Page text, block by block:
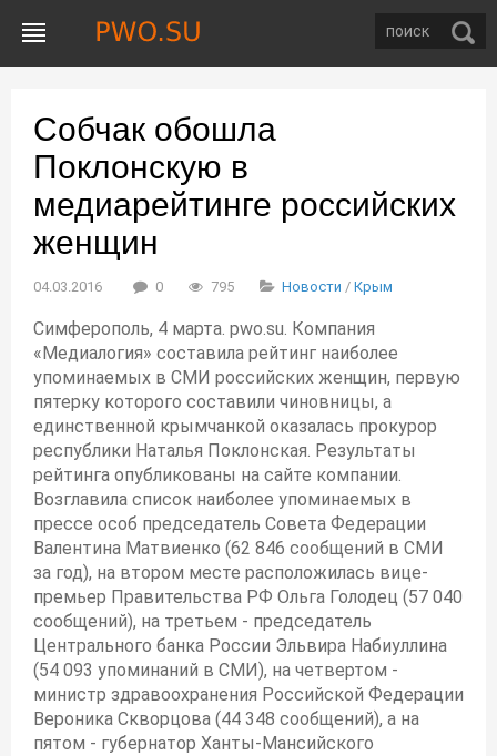
Собчак обошла
Поклонскую в
медиарейтинге российских
женщин
04.03.2016 0 795 Новости / Крым
Симферополь, 4 марта. pwo.su. Компания
«Медиалогия» составила рейтинг наиболее
упоминаемых в СМИ российских женщин, первую
пятерку которого составили чиновницы, а
единственной крымчанкой оказалась прокурор
республики Наталья Поклонская. Результаты
рейтинга опубликованы на сайте компании.
Возглавила список наиболее упоминаемых в
прессе особ председатель Совета Федерации
Валентина Матвиенко (62 846 сообщений в СМИ
за год), на втором месте расположилась вице-
премьер Правительства РФ Ольга Голодец (57 040
сообщений), на третьем - председатель
Центрального банка России Эльвира Набиуллина
(54 093 упоминаний в СМИ), на четвертом -
министр здравоохранения Российской Федерации
Вероника Скворцова (44 348 сообщений), а на
пятом - губернатор Ханты-Мансийского